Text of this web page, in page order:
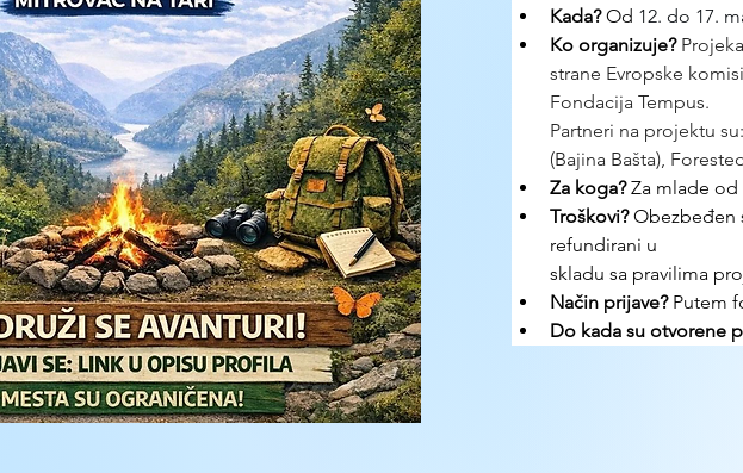
Kada? Od 12. do 17.
Ko organizuje?
strane Evropske
Fondacija Tempus.
Partneri na projektu
(Bajina Bašta),
Za koga? Za mlade od
Troškovi? Obezbeđen
refundirani u
skladu sa pravilima
Način prijave? Putem
Do kada su otvorene